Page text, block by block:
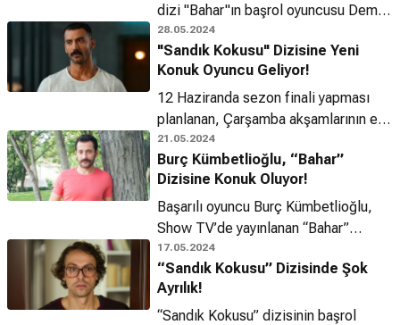
dizi "Bahar"ın başrol oyuncusu Demet
Evgar, Elle Style Awards gecesinde
tekerlekli sandalye ve bastonla
görüntülendi.
28.05.2024
"Sandık Kokusu" Dizisine Yeni
Konuk Oyuncu Geliyor!
12 Haziranda sezon finali yapması
planlanan, Çarşamba akşamlarının en
sevilen dizisi “Sandık Kokusu”na
konuk oyuncu geliyor!
21.05.2024
Burç Kümbetlioğlu, “Bahar”
Dizisine Konuk Oluyor!
Başarılı oyuncu Burç Kümbetlioğlu,
Show TV’de yayınlanan “Bahar”
dizisine konuk olacak!
17.05.2024
“Sandık Kokusu” Dizisinde Şok
Ayrılık!
“Sandık Kokusu” dizisinin başrol